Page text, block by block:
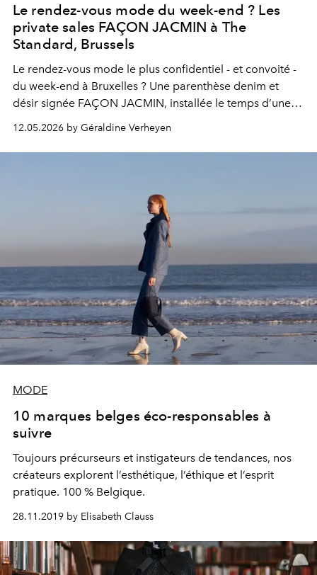
Le rendez-vous mode du week-end ? Les
private sales FAÇON JACMIN à The
Standard, Brussels
Le rendez-vous mode le plus confidentiel - et convoité -
du week-end à Bruxelles ? Une parenthèse denim et
désir signée FAÇON JACMIN, installée le temps d’une
Entre silhouettes pointues, engagement durable et
pièces à prix doux, la marque belge célèbre dix années
12.05.2026 by Géraldine Verheyen
MODE
10 marques belges éco-responsables à
suivre
Toujours précurseurs et instigateurs de tendances, nos
créateurs explorent l’esthétique, l’éthique et l’esprit
pratique. 100 % Belgique.
28.11.2019 by Elisabeth Clauss